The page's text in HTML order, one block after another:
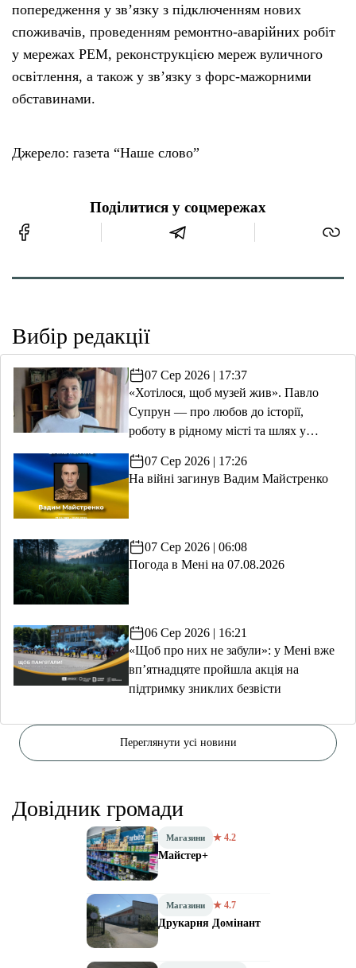
попередження у зв’язку з підключенням нових
споживачів, проведенням ремонтно-аварійних робіт
у мережах РЕМ, реконструкцією мереж вуличного
освітлення, а також у зв’язку з форс-мажорними
обставинами.
Джерело: газета “Наше слово”
Поділитися у соцмережах
Вибір редакції
07 Сер 2026 | 17:37
«Хотілося, щоб музей жив». Павло
Супрун — про любов до історії,
роботу в рідному місті та шлях у
07 Сер 2026 | 17:26
На війні загинув Вадим Майстренко
07 Сер 2026 | 06:08
Погода в Мені на 07.08.2026
06 Сер 2026 | 16:21
«Щоб про них не забули»: у Мені вже
вп’ятнадцяте пройшла акція на
підтримку зниклих безвісти
Переглянути усі новини
Довідник громади
Магазини ★ 4.2
Майстер+
Магазини ★ 4.7
Друкарня Домінант